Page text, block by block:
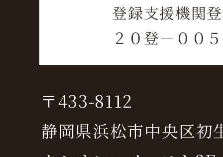
登録支援機関
２０登－００
〒433-8112
静岡県浜松市中央区初